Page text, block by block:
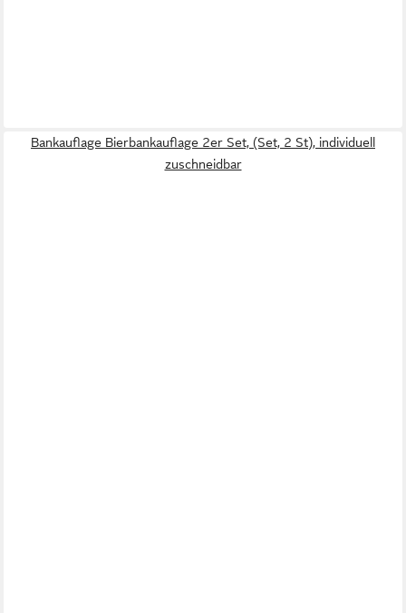
Bankauflage Bierbankauflage 2er Set, (Set, 2 St), individuell
zuschneidbar